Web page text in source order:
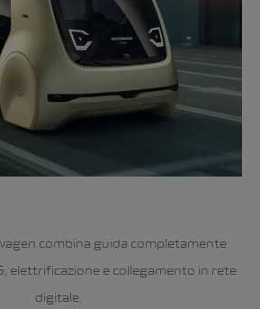
combina guida completamente
elettrificazione e collegamento in rete
digitale.